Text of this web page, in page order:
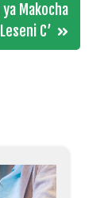
Makocha
C’